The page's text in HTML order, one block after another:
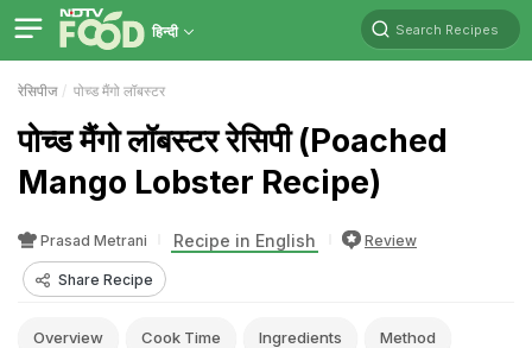
हिन्दी Search Recipes
रेसिपीज पोच्ड मैंगो लॉबस्टर
पोच्ड मैंगो लॉबस्टर रेसिपी (Poached
Mango Lobster Recipe)
Prasad Metrani Recipe in English Review
Share Recipe
Overview Cook Time Ingredients Method